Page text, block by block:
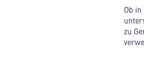
Ob
zu